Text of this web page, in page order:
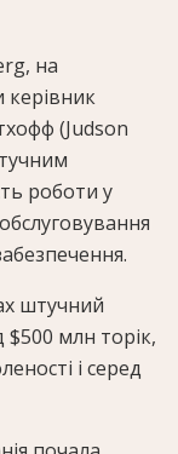
на
керівник
(Judson
роботи у
штучний
млн торік,
і серед